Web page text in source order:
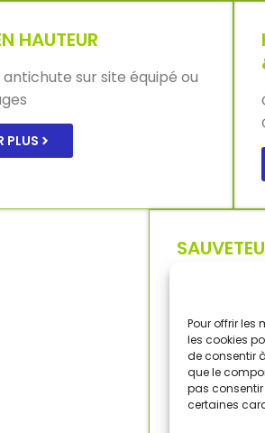
Pour offrir les
les cookies
de consentir
que le
pas
certaines
HAUTEUR
antichute sur site équipé ou
PLUS
SST
MAC SST
EN